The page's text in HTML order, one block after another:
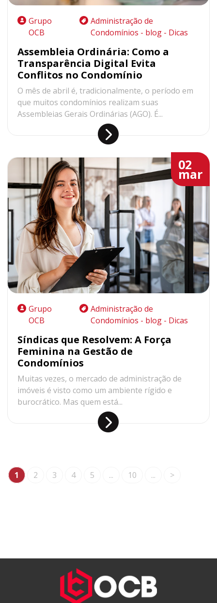
Grupo
OCB
Administração de
Condomínios - blog - Dicas
Assembleia Ordinária: Como a
Transparência Digital Evita
Conflitos no Condomínio
O mês de abril é, tradicionalmente, o período em
que muitos condomínios realizam suas
Assembleias Gerais Ordinárias (AGO). É...
02
mar
Grupo
OCB
Administração de
Condomínios - blog - Dicas
Síndicas que Resolvem: A Força
Feminina na Gestão de
Condomínios
Muitas vezes, o mercado de administração de
imóveis é visto como um ambiente rígido e
burocrático. Mas quem está...
1 2 3 4 5 ... 10 ... >